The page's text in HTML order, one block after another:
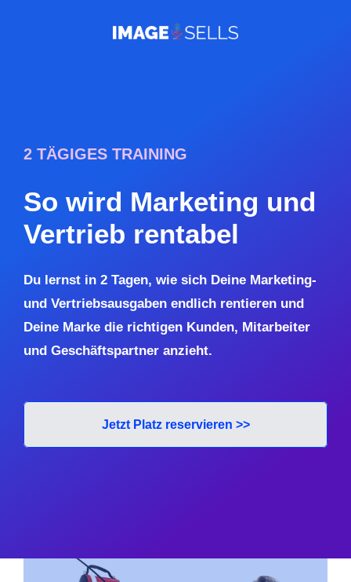
2 TÄGIGES TRAINING
So wird Marketing und
Vertrieb rentabel
Du lernst in 2 Tagen, wie sich Deine Marketing-
und Vertriebsausgaben endlich rentieren und
Deine Marke die richtigen Kunden, Mitarbeiter
und Geschäftspartner anzieht.
Jetzt Platz reservieren >>